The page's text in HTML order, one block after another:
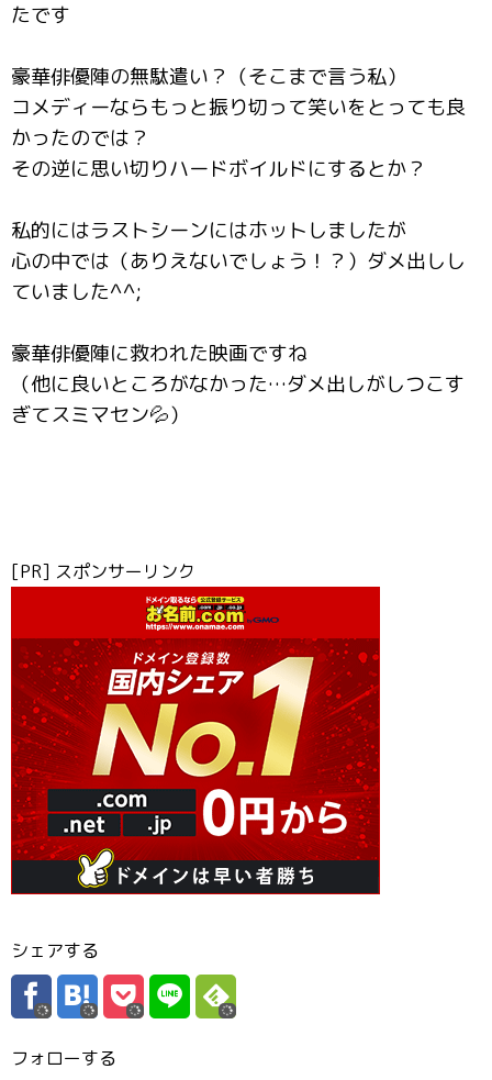
たです
豪華俳優陣の無駄遣い？（そこまで言う私）
コメディーならもっと振り切って笑いをとっても良
かったのでは？
その逆に思い切りハードボイルドにするとか？
私的にはラストシーンにはホットしましたが
心の中では（ありえないでしょう！？）ダメ出しし
ていました^^;
豪華俳優陣に救われた映画ですね
（他に良いところがなかった…ダメ出しがしつこす
ぎてスミマセン💦）
[PR] スポンサーリンク
シェアする
フォローする